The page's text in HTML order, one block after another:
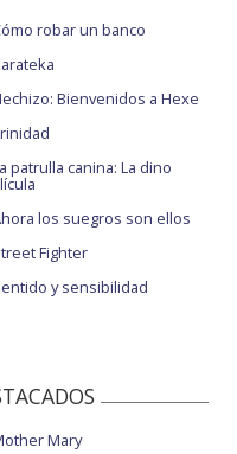
robar un banco
Bienvenidos a Hexe
patrulla canina: La dino
los suegros son ellos
Fighter
y sensibilidad
Mary